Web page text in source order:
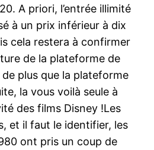
A priori, l’entrée illimité
à un prix inférieur à dix
cela restera à confirmer
de la plateforme de
plus que la plateforme
la vous voilà seule à
des films Disney !Les
et il faut le identifier, les
ont pris un coup de